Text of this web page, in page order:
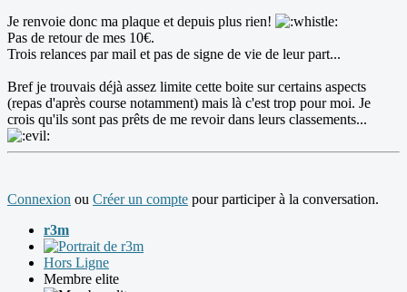
Je renvoie donc ma plaque et depuis plus rien!
Pas de retour de mes 10€.
Trois relances par mail et pas de signe de vie de leur part...
Bref je trouvais déjà assez limite cette boite sur certains aspects
(repas d'après course notamment) mais là c'est trop pour moi. Je
crois qu'ils sont pas prêts de me revoir dans leurs classements...
Connexion ou Créer un compte pour participer à la conversation.
r3m
Hors Ligne
Membre elite